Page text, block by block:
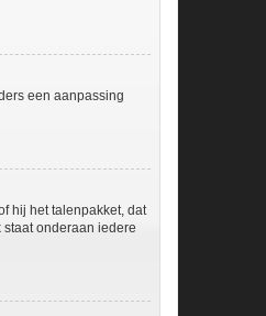
een aanpassing
hij het talenpakket, dat
onderaan iedere